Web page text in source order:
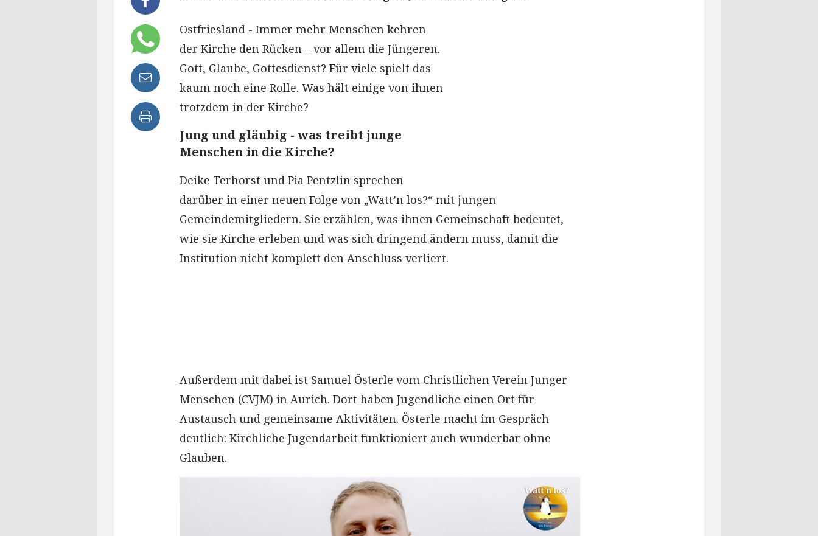
Ostfriesland - Immer mehr Menschen kehren
der Kirche den Rücken – vor allem die Jüngeren.
Gott, Glaube, Gottesdienst? Für viele spielt das
kaum noch eine Rolle. Was hält einige von ihnen
trotzdem in der Kirche?
Jung und gläubig - was treibt junge
Menschen in die Kirche?
Deike Terhorst und Pia Pentzlin sprechen
darüber in einer neuen Folge von „Watt’n los?“ mit jungen
Gemeindemitgliedern. Sie erzählen, was ihnen Gemeinschaft bedeutet,
wie sie Kirche erleben und was sich dringend ändern muss, damit die
Institution nicht komplett den Anschluss verliert.
Außerdem mit dabei ist Samuel Österle vom Christlichen Verein Junger
Menschen (CVJM) in Aurich. Dort haben Jugendliche einen Ort für
Austausch und gemeinsame Aktivitäten. Österle macht im Gespräch
deutlich: Kirchliche Jugendarbeit funktioniert auch wunderbar ohne
Glauben.